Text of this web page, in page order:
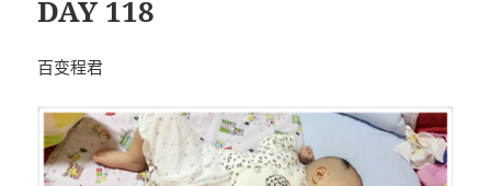
DAY 118
百变程君